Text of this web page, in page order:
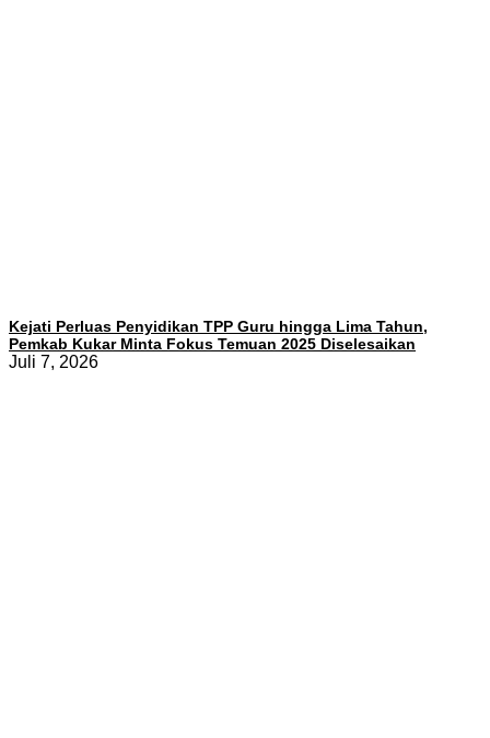
Kejati Perluas Penyidikan TPP Guru hingga Lima Tahun,
Pemkab Kukar Minta Fokus Temuan 2025 Diselesaikan
Juli 7, 2026